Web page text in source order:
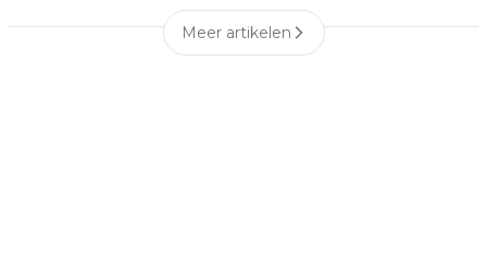
Meer artikelen